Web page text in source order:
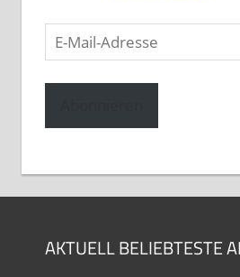
E-
Mail-
Adresse
AKTUELL BELIEBTESTE